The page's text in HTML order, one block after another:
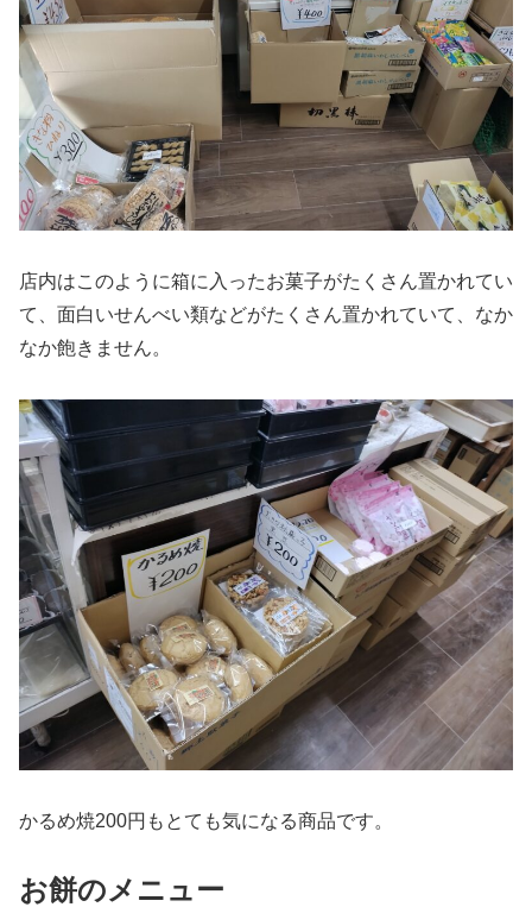
店内はこのように箱に入ったお菓子がたくさん置かれてい
て、面白いせんべい類などがたくさん置かれていて、なか
なか飽きません。
かるめ焼200円もとても気になる商品です。
お餅のメニュー